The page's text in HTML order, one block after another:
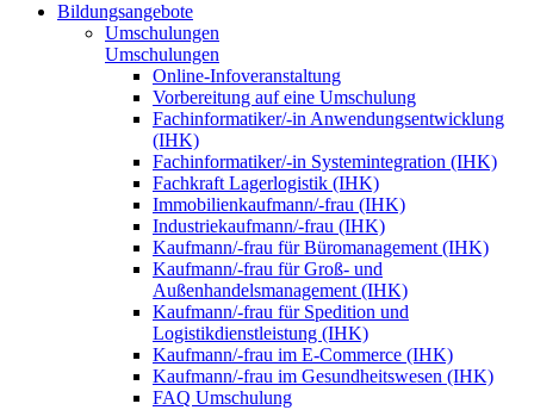
Bildungsangebote
Umschulungen
Umschulungen
Online-Infoveranstaltung
Vorbereitung auf eine Umschulung
Fachinformatiker/-in Anwendungsentwicklung
(IHK)
Fachinformatiker/-in Systemintegration (IHK)
Fachkraft Lagerlogistik (IHK)
Immobilienkaufmann/-frau (IHK)
Industriekaufmann/-frau (IHK)
Kaufmann/-frau für Büromanagement (IHK)
Kaufmann/-frau für Groß- und
Außenhandelsmanagement (IHK)
Kaufmann/-frau für Spedition und
Logistikdienstleistung (IHK)
Kaufmann/-frau im E-Commerce (IHK)
Kaufmann/-frau im Gesundheitswesen (IHK)
FAQ Umschulung